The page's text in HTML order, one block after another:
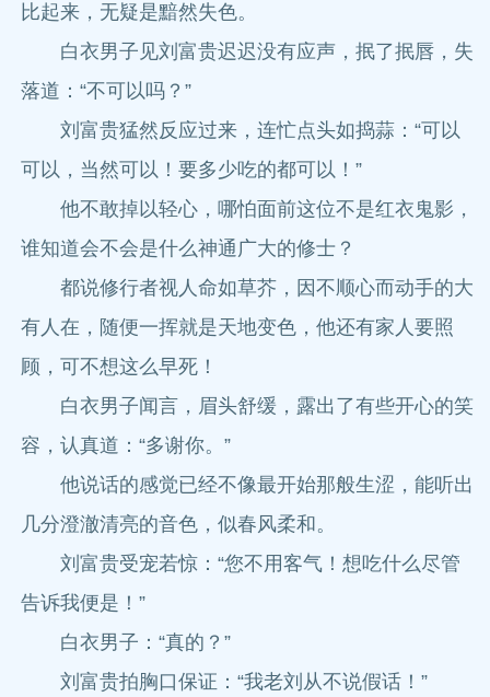
比起来，无疑是黯然失色。
白衣男子见刘富贵迟迟没有应声，抿了抿唇，失
落道：“不可以吗？”
刘富贵猛然反应过来，连忙点头如捣蒜：“可以
可以，当然可以！要多少吃的都可以！”
他不敢掉以轻心，哪怕面前这位不是红衣鬼影，
谁知道会不会是什么神通广大的修士？
都说修行者视人命如草芥，因不顺心而动手的大
有人在，随便一挥就是天地变色，他还有家人要照
顾，可不想这么早死！
白衣男子闻言，眉头舒缓，露出了有些开心的笑
容，认真道：“多谢你。”
他说话的感觉已经不像最开始那般生涩，能听出
几分澄澈清亮的音色，似春风柔和。
刘富贵受宠若惊：“您不用客气！想吃什么尽管
告诉我便是！”
白衣男子：“真的？”
刘富贵拍胸口保证：“我老刘从不说假话！”